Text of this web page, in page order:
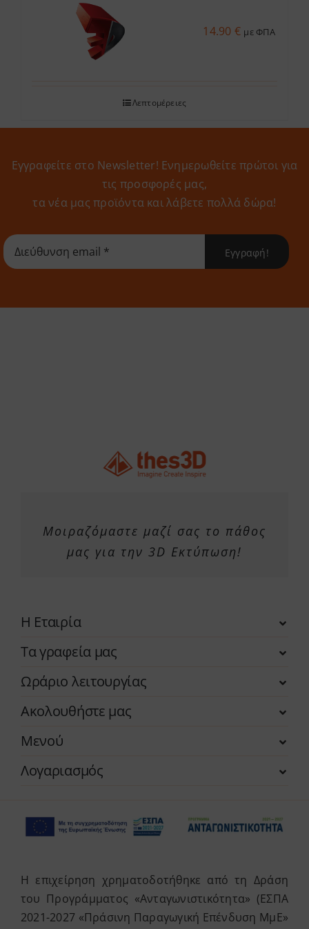
14.90 € με ΦΠΑ
Λεπτομέρειες
Εγγραφείτε στο Newsletter! Eνημερωθείτε πρώτοι για
τις προσφορές μας,
τα νέα μας προϊόντα και λάβετε πολλά δώρα!
Εγγραφή!
Μοιραζόμαστε μαζί σας το πάθος
μας για την 3D Εκτύπωση!
Η Εταιρία
Τα γραφεία μας
Ωράριο λειτουργίας
Ακολουθήστε μας
Μενού
Λογαριασμός
Η επιχείρηση χρηματοδοτήθηκε από τη Δράση
του Προγράμματος «Ανταγωνιστικότητα» (ΕΣΠΑ
2021-2027 «Πράσινη Παραγωγική Επένδυση ΜμΕ»